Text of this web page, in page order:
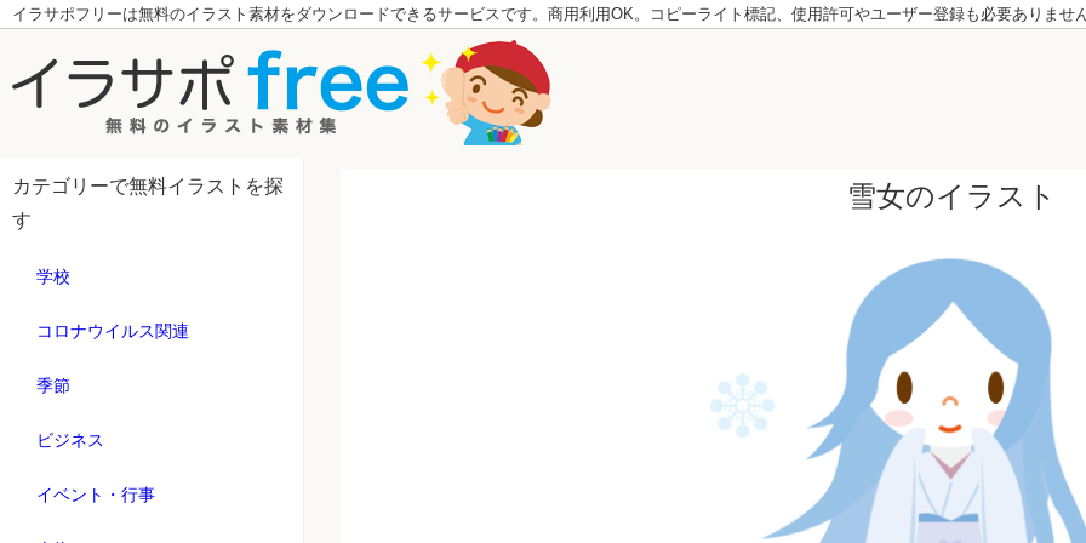
イラサポフリーは無料のイラスト素材をダウンロードできるサービスです。商用利用OK。コピーライト標記、使用許可やユーザー登録も必要ありませ
カテゴリーで無料イラストを探
す
学校
コロナウイルス関連
季節
ビジネス
イベント・行事
雪女のイラスト